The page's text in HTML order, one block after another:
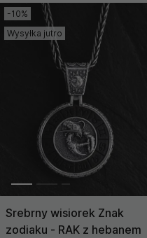
-10%
Wysyłka jutro
Srebrny wisiorek Znak
zodiaku - RAK z hebanem